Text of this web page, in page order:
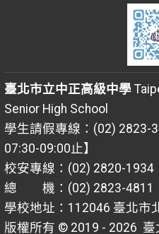
臺北市立中正高級中學
Senior High School
學生請假專線：(02) 2823-
07:30-09:00止】
校安專線：(02) 2820-1934
總 機：(02) 2823-4811
學校地址：112046 臺北市
版權所有 © 2019 - 2026 臺